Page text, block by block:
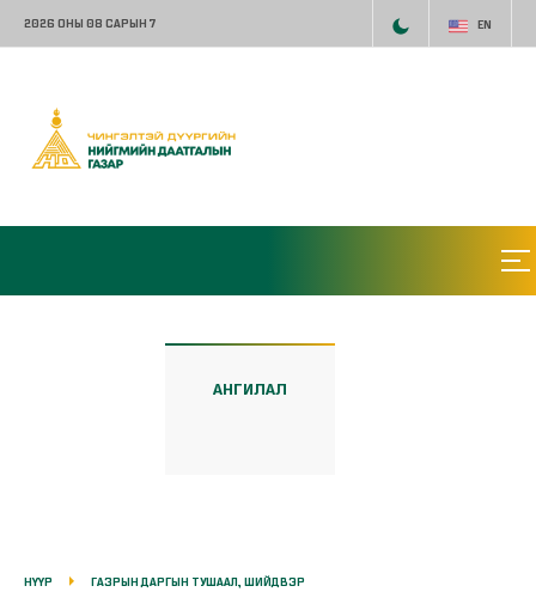
2026 ОНЫ 08 САРЫН 7 EN
АНГИЛАЛ
НҮҮР ГАЗРЫН ДАРГЫН ТУШААЛ, ШИЙДВЭР